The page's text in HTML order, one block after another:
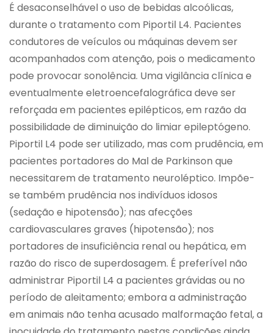
É desaconselhável o uso de bebidas alcoólicas,
durante o tratamento com Piportil L4. Pacientes
condutores de veículos ou máquinas devem ser
acompanhados com atenção, pois o medicamento
pode provocar sonolência. Uma vigilância clínica e
eventualmente eletroencefalográfica deve ser
reforçada em pacientes epilépticos, em razão da
possibilidade de diminuição do limiar epileptógeno.
Piportil L4 pode ser utilizado, mas com prudência, em
pacientes portadores do Mal de Parkinson que
necessitarem de tratamento neuroléptico. Impõe-
se também prudência nos indivíduos idosos
(sedação e hipotensão); nas afecções
cardiovasculares graves (hipotensão); nos
portadores de insuficiência renal ou hepática, em
razão do risco de superdosagem. É preferível não
administrar Piportil L4 a pacientes grávidas ou no
período de aleitamento; embora a administração
em animais não tenha acusado malformação fetal, a